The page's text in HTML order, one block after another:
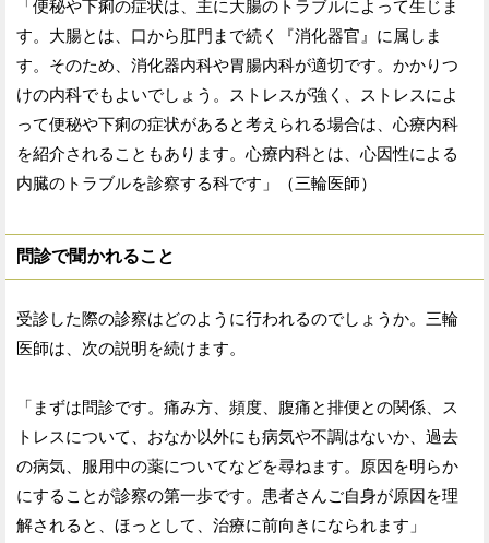
「便秘や下痢の症状は、主に大腸のトラブルによって生じま
す。大腸とは、口から肛門まで続く『消化器官』に属しま
す。そのため、消化器内科や胃腸内科が適切です。かかりつ
けの内科でもよいでしょう。ストレスが強く、ストレスによ
って便秘や下痢の症状があると考えられる場合は、心療内科
を紹介されることもあります。心療内科とは、心因性による
内臓のトラブルを診察する科です」（三輪医師）
問診で聞かれること
受診した際の診察はどのように行われるのでしょうか。三輪
医師は、次の説明を続けます。
「まずは問診です。痛み方、頻度、腹痛と排便との関係、ス
トレスについて、おなか以外にも病気や不調はないか、過去
の病気、服用中の薬についてなどを尋ねます。原因を明らか
にすることが診察の第一歩です。患者さんご自身が原因を理
解されると、ほっとして、治療に前向きになられます」